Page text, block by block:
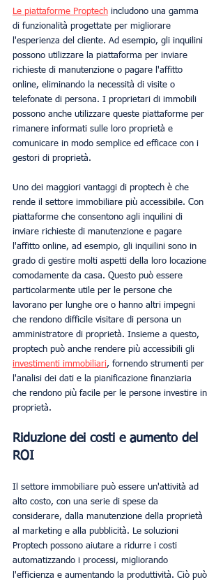
Le piattaforme Proptech includono una gamma
di funzionalità progettate per migliorare
l'esperienza del cliente. Ad esempio, gli inquilini
possono utilizzare la piattaforma per inviare
richieste di manutenzione o pagare l'affitto
online, eliminando la necessità di visite o
telefonate di persona. I proprietari di immobili
possono anche utilizzare queste piattaforme per
rimanere informati sulle loro proprietà e
comunicare in modo semplice ed efficace con i
gestori di proprietà.
Uno dei maggiori vantaggi di proptech è che
rende il settore immobiliare più accessibile. Con
piattaforme che consentono agli inquilini di
inviare richieste di manutenzione e pagare
l'affitto online, ad esempio, gli inquilini sono in
grado di gestire molti aspetti della loro locazione
comodamente da casa. Questo può essere
particolarmente utile per le persone che
lavorano per lunghe ore o hanno altri impegni
che rendono difficile visitare di persona un
amministratore di proprietà. Insieme a questo,
proptech può anche rendere più accessibili gli
investimenti immobiliari, fornendo strumenti per
l'analisi dei dati e la pianificazione finanziaria
che rendono più facile per le persone investire in
proprietà.
Riduzione dei costi e aumento del
ROI
Il settore immobiliare può essere un'attività ad
alto costo, con una serie di spese da
considerare, dalla manutenzione della proprietà
al marketing e alla pubblicità. Le soluzioni
Proptech possono aiutare a ridurre i costi
automatizzando i processi, migliorando
l'efficienza e aumentando la produttività. Ciò può